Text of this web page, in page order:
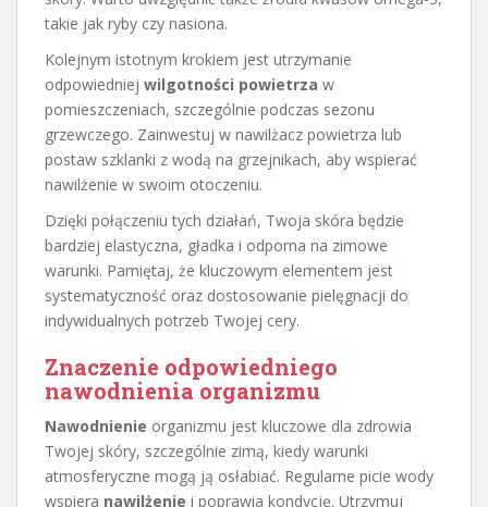
takie jak ryby czy nasiona.
Kolejnym istotnym krokiem jest utrzymanie
odpowiedniej wilgotności powietrza w
pomieszczeniach, szczególnie podczas sezonu
grzewczego. Zainwestuj w nawilżacz powietrza lub
postaw szklanki z wodą na grzejnikach, aby wspierać
nawilżenie w swoim otoczeniu.
Dzięki połączeniu tych działań, Twoja skóra będzie
bardziej elastyczna, gładka i odporna na zimowe
warunki. Pamiętaj, że kluczowym elementem jest
systematyczność oraz dostosowanie pielęgnacji do
indywidualnych potrzeb Twojej cery.
Znaczenie odpowiedniego
nawodnienia organizmu
Nawodnienie organizmu jest kluczowe dla zdrowia
Twojej skóry, szczególnie zimą, kiedy warunki
atmosferyczne mogą ją osłabiać. Regularne picie wody
wspiera nawilżenie i poprawia kondycję. Utrzymuj